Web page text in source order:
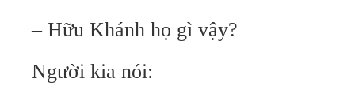
– Hữu Khánh họ gì vậy?
Người kia nói: